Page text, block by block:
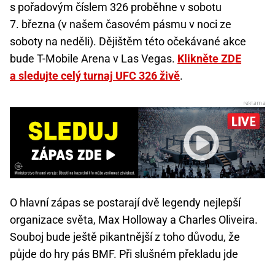
s pořadovým číslem 326 proběhne v sobotu
7. března (v našem časovém pásmu v noci ze
soboty na neděli). Dějištěm této očekávané akce
bude T-Mobile Arena v Las Vegas. Klikněte ZDE
a sledujte celý turnaj UFC 326 živě.
O hlavní zápas se postarají dvě legendy nejlepší
organizace světa, Max Holloway a Charles Oliveira.
Souboj bude ještě pikantnější z toho důvodu, že
půjde do hry pás BMF. Při slušném překladu jde